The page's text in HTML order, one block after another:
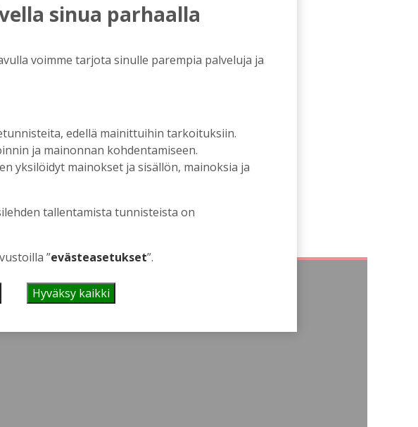
sinua parhaalla
voimme tarjota sinulle parempia palveluja ja
edellä mainittuihin tarkoituksiin.
ja mainonnan kohdentamiseen.
yksilöidyt mainokset ja sisällön, mainoksia ja
tallentamista tunnisteista on
”evästeasetukset”.
Hyväksy kaikki